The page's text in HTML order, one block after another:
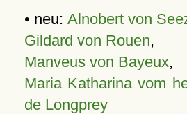
• neu: Alnobert von
Gildard von Rouen,
Manveus von Bayeux,
Maria Katharina vom
de Longprey